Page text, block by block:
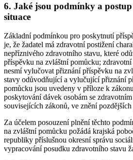
6. Jaké jsou podmínky a
situace
Základní podmínkou pro poskytnutí
je, že žadatel má zdravotní postižení
nepříznivého zdravotního stavu, které
příspěvku na zvláštní pomůcku; zdravotní
nesmí vylučovat přiznání příspěvku na
stavy odůvodňující a vylučující přiznání
pomůcku jsou uvedeny v příloze k
poskytování dávek osobám se
souvisejících zákonů, ve znění pozdějších
Za účelem posouzení plnění těchto
na zvláštní pomůcku požádá krajská
republiky příslušnou okresní správu
vypracování posudku zdravotního stavu